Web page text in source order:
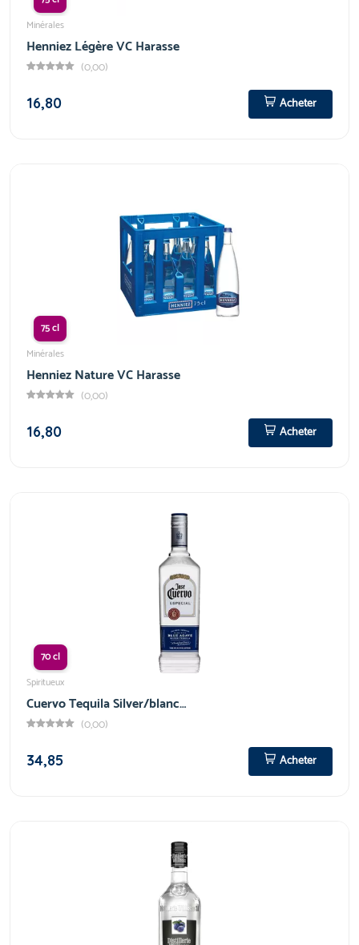
Minérales
Henniez Légère VC Harasse
(0,00)
16,80
Acheter
75 cl
Minérales
Henniez Nature VC Harasse
(0,00)
16,80
Acheter
70 cl
Spiritueux
Cuervo Tequila Silver/blanc…
(0,00)
34,85
Acheter